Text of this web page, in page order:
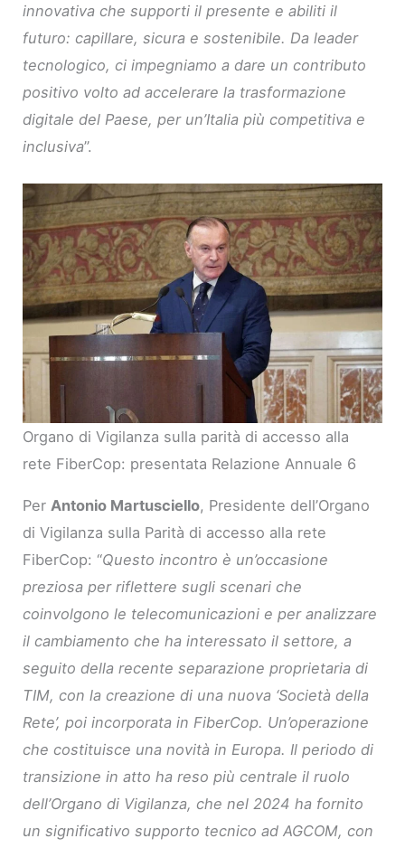
innovativa che supporti il presente e abiliti il
futuro: capillare, sicura e sostenibile. Da leader
tecnologico, ci impegniamo a dare un contributo
positivo volto ad accelerare la trasformazione
digitale del Paese, per un’Italia più competitiva e
inclusiva”.
Organo di Vigilanza sulla parità di accesso alla
rete FiberCop: presentata Relazione Annuale 6
PerAntonio Martusciello, Presidente dell’Organo
di Vigilanza sulla Parità di accesso alla rete
FiberCop: “Questo incontro è un’occasione
preziosa per riflettere sugli scenari che
coinvolgono le telecomunicazioni e per analizzare
il cambiamento che ha interessato il settore, a
seguito della recente separazione proprietaria di
TIM, con la creazione di una nuova ‘Società della
Rete’, poi incorporata in FiberCop. Un’operazione
che costituisce una novità in Europa. Il periodo di
transizione in atto ha reso più centrale il ruolo
dell’Organo di Vigilanza, che nel 2024 ha fornito
un significativo supporto tecnico ad AGCOM, con